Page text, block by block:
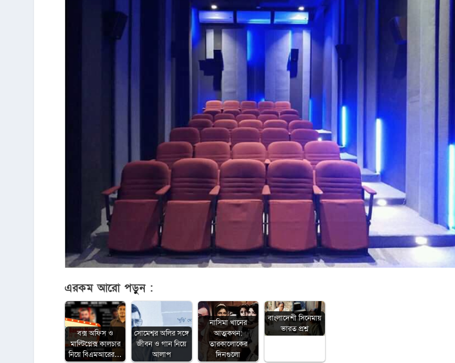
এরকম আরো পড়ুন :
বক্স অফিস ও
মাল্টিপ্লেক্স কালচার
নিয়ে বিএমআরের…
সোমেশ্বর অলির সঙ্গে
জীবন ও গান নিয়ে
আলাপ
নাসিমা খানের
আত্মকথন:
তারকালোকের
দিনগুলো
বাংলাদেশী সিনেমায়
ভারত প্রশ্ন